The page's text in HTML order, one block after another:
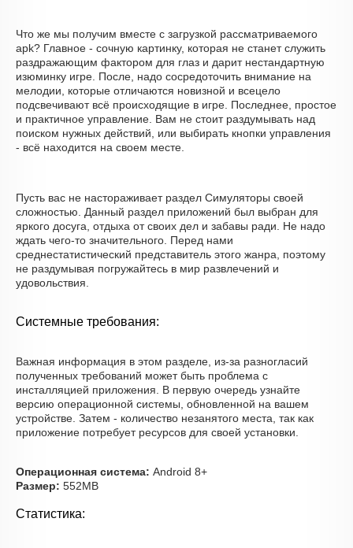
Что же мы получим вместе с загрузкой рассматриваемого
apk? Главное - сочную картинку, которая не станет служить
раздражающим фактором для глаз и дарит нестандартную
изюминку игре. После, надо сосредоточить внимание на
мелодии, которые отличаются новизной и всецело
подсвечивают всё происходящие в игре. Последнее, простое
и практичное управление. Вам не стоит раздумывать над
поиском нужных действий, или выбирать кнопки управления
- всё находится на своем месте.
Пусть вас не настораживает раздел Симуляторы своей
сложностью. Данный раздел приложений был выбран для
яркого досуга, отдыха от своих дел и забавы ради. Не надо
ждать чего-то значительного. Перед нами
среднестатистический представитель этого жанра, поэтому
не раздумывая погружайтесь в мир развлечений и
удовольствия.
Системные требования:
Важная информация в этом разделе, из-за разногласий
полученных требований может быть проблема с
инсталляцией приложения. В первую очередь узнайте
версию операционной системы, обновленной на вашем
устройстве. Затем - количество незанятого места, так как
приложение потребует ресурсов для своей установки.
Операционная система: Android 8+
Размер: 552MB
Статистика: